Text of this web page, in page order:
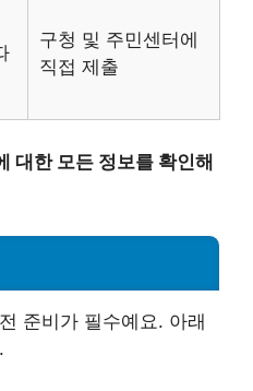
구청 및 주민센터에
직접 제출
대한 모든 정보를 확인해
준비가 필수예요. 아래